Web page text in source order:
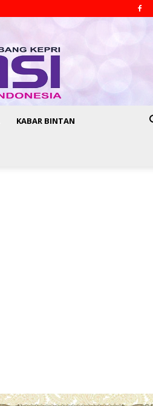
KABAR BINTAN